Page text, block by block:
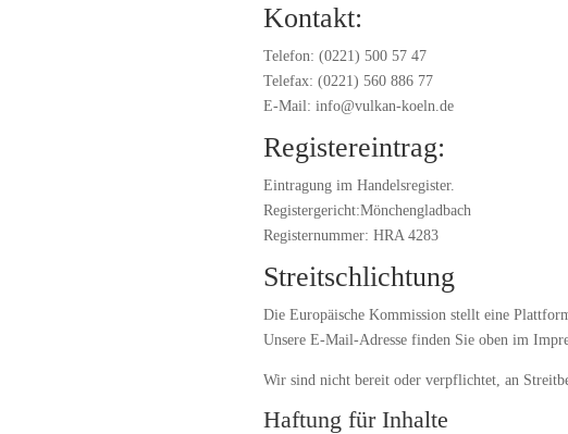
Kontakt:
Telefon: (0221) 500 57 47
Telefax: (0221) 560 886 77
E-Mail: info@vulkan-koeln.de
Registereintrag:
Eintragung im Handelsregister.
Registergericht:Mönchengladbach
Registernummer: HRA 4283
Streitschlichtung
Die Europäische Kommission stellt eine
Unsere E-Mail-Adresse finden Sie oben im
Wir sind nicht bereit oder verpflichtet, an
Haftung für Inhalte